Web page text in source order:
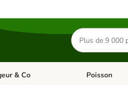
Rechercher
des
produits
les catégories: Chat
& Co Dérouler les
Poisson